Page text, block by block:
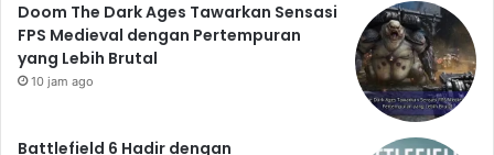
Doom The Dark Ages Tawarkan Sensasi
FPS Medieval dengan Pertempuran
yang Lebih Brutal
10 jam ago
Battlefield 6 Hadir dengan